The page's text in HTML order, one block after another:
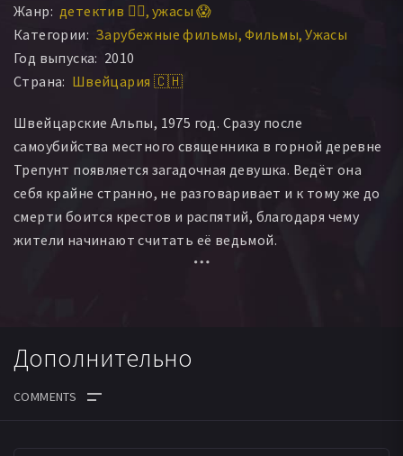
Херберт Лайзер Каспар Вайсс
Марк Кун Паула Мария Алиса Блазер Лучано Симиони
Биргит С. Краммер
Флориан Нуссбаумер Анна-Мария Зиви
Жанр: детектив 🕵️‍♂️ ужасы 😱
Категории: Зарубежные фильмы Фильмы Ужасы
Год выпуска: 2010
Страна: Швейцария 🇨🇭
Швейцарские Альпы, 1975 год. Сразу после
самоубийства местного священника в горной деревне
Трепунт появляется загадочная девушка. Ведёт она
себя крайне странно, не разговаривает и к тому же до
смерти боится крестов и распятий, благодаря чему
жители начинают считать её ведьмой.
котором вновь оказывается замешана гостья. После
Ройшу становится всё сложнее.
Дополнительно